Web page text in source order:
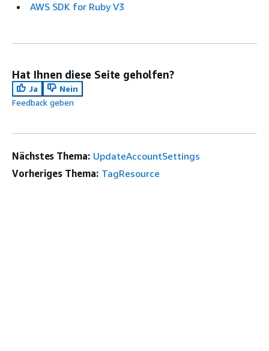
AWS SDK for Ruby V3
Hat Ihnen diese Seite geholfen?
Ja
Nein
Feedback geben
Nächstes Thema: UpdateAccountSettings
Vorheriges Thema: TagResource